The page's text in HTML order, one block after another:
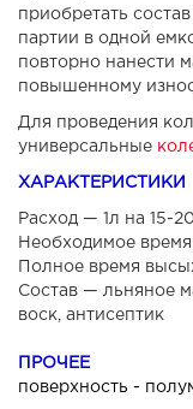
приобретать
партии в одной
повторно нанести
повышенному
Для проведения
универсальные
ХАРАКТЕРИСТИКИ
Расход — 1л на 15-
Необходимое
Полное время
Состав — льняное
воск, антисептик
ПРОЧЕЕ
поверхность -